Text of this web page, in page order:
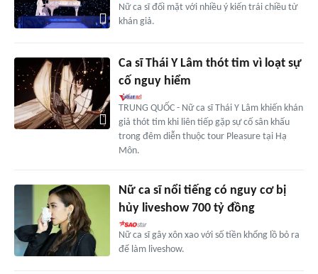
Nữ ca sĩ đối mặt với nhiều ý kiến trái chiều từ
khán giả.
Ca sĩ Thái Y Lâm thót tim vì loạt sự
cố nguy hiểm
TRUNG QUỐC - Nữ ca sĩ Thái Y Lâm khiến khán
giả thót tim khi liên tiếp gặp sự cố sân khấu
trong đêm diễn thuộc tour Pleasure tại Hạ
Môn.
Nữ ca sĩ nổi tiếng có nguy cơ bị
hủy liveshow 700 tỷ đồng
Nữ ca sĩ gây xôn xao với số tiền khổng lồ bỏ ra
để làm liveshow.